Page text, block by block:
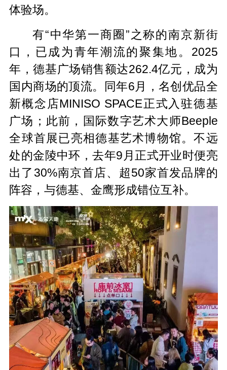
体验场。
有“中华第一商圈”之称的南京新街
口，已成为青年潮流的聚集地。2025
年，德基广场销售额达262.4亿元，成为
国内商场的顶流。同年6月，名创优品全
新概念店MINISO SPACE正式入驻德基
广场；此前，国际数字艺术大师Beeple
全球首展已亮相德基艺术博物馆。不远
处的金陵中环，去年9月正式开业时便亮
出了30%南京首店、超50家首发品牌的
阵容，与德基、金鹰形成错位互补。